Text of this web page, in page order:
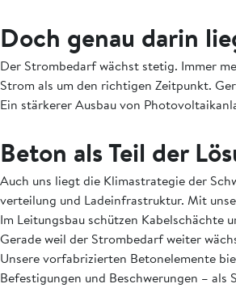
Doch genau darin
Der Strombedarf wächst stetig. Immer
Strom als um den richtigen Zeitpunkt.
Ein stärkerer Ausbau von
Beton als Teil der
Auch uns liegt die Klimastrategie der
verteilung und Ladeinfrastruktur. Mit
Im Leitungsbau schützen Kabelschächte
Gerade weil der Strombedarf weiter
Unsere vorfabrizierten Betonelemente
Befestigungen und Beschwerungen –